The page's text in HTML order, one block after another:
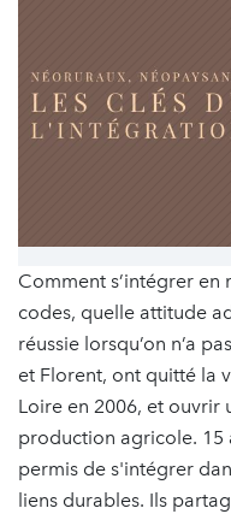
Comment s’intégrer en
codes, quelle attitude
réussie lorsqu’on n’a
et Florent, ont quitté la
Loire en 2006, et ouvrir
production agricole. 15
permis de s'intégrer
liens durables. Ils